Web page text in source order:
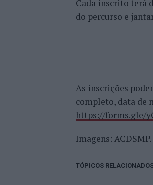
Cada inscrito terá
do percurso e
As inscrições
completo, data de
https://forms.gle/
Imagens: ACDSMP.
TÓPICOS